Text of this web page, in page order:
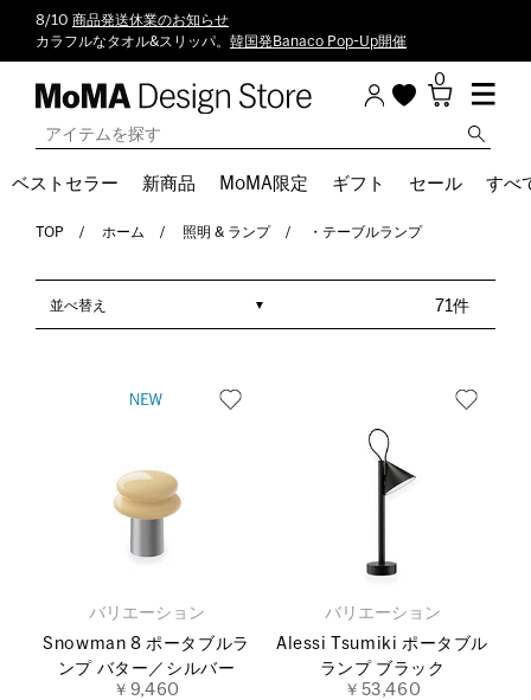
8/10 商品発送休業のお知らせ
カラフルなタオル&スリッパ。 韓国発Banaco Pop-Up開催
0
ベストセラー 新商品 MoMA限定 ギフト セール すべ
TOP ホーム 照明 & ランプ ・テーブルランプ
71件
並べ替え
バリエーション
Snowman 8 ポータブルラ
ンプ バター／シルバー
￥9,460
バリエーション
Alessi Tsumiki ポータブル
ランプ ブラック
￥53,460